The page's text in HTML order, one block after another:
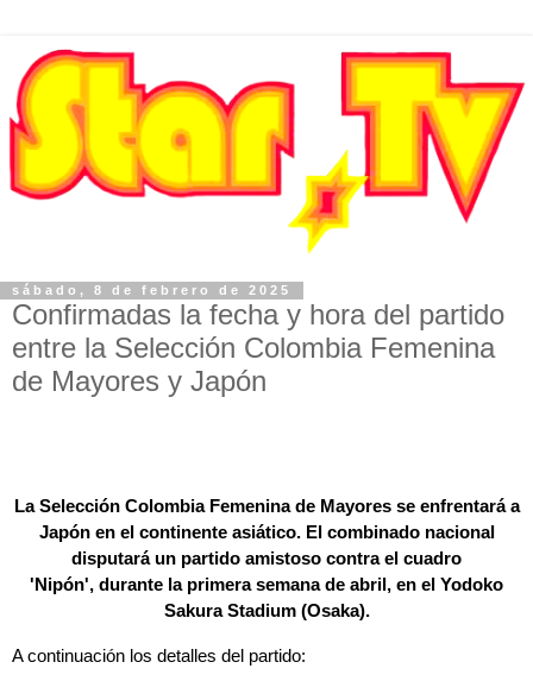
sábado, 8 de febrero de 2025
Confirmadas la fecha y hora del partido
entre la Selección Colombia Femenina
de Mayores y Japón
LaSelección Colombia Femenina de Mayores se enfrentará a
Japón en el continente asiático. El combinado nacional
disputará un partido amistoso contra el cuadro
'Nipón', durante la primera semana de abril, en el Yodoko
Sakura Stadium (Osaka).
A continuación los detalles del partido: